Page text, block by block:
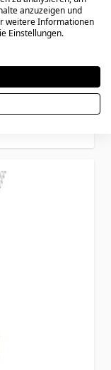
anzuzeigen und
weitere Informationen
Einstellungen.